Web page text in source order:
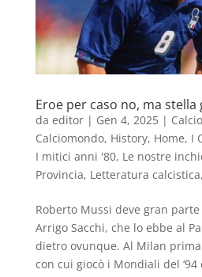
Eroe per caso no, ma stella
da editor| Gen 4, 2025|
Calciomondo, History, Home, I
I mitici anni '80, Le nostre
Provincia, Letteratura calcistica,
Roberto Mussi deve gran
Arrigo Sacchi, che lo ebbe al
dietro ovunque. Al Milan
con cui giocò i Mondiali del ‘94